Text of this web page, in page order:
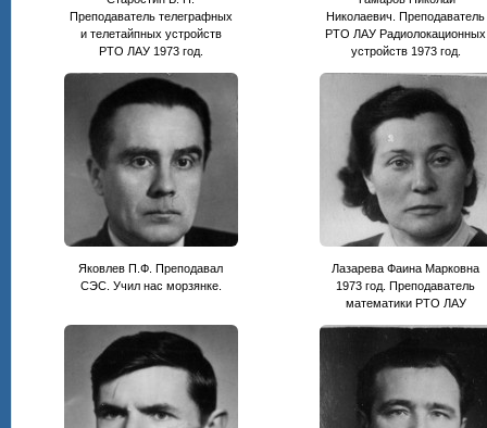
Преподаватель телеграфных
и телетайпных устройств
РТО ЛАУ 1973 год.
Николаевич. Преподаватель
РТО ЛАУ Радиолокационных
устройств 1973 год.
Яковлев П.Ф. Преподавал
СЭС. Учил нас морзянке.
Лазарева Фаина Марковна
1973 год. Преподаватель
математики РТО ЛАУ